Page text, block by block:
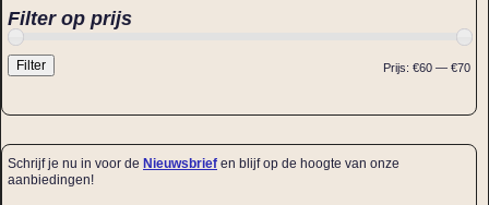
Filter op prijs
Filter Prijs: €60 — €70
Schrijf je nu in voor de Nieuwsbrief en blijf op de hoogte van onze
aanbiedingen!